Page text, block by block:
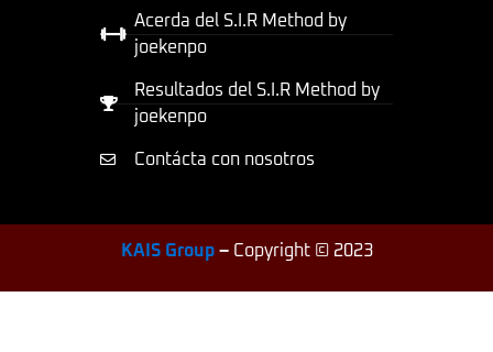
Acerda del S.I.R Method by
joekenpo
Resultados del S.I.R Method by
joekenpo
Contácta con nosotros
KAIS Group– Copyright © 2023